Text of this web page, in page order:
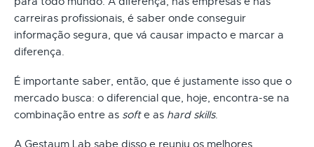
carreiras profissionais, é saber onde conseguir
informação segura, que vá causar impacto e marcar a
diferença.
É importante saber, então, que é justamente isso que o
mercado busca: o diferencial que, hoje, encontra-se na
combinação entre as softe as hard skills.
A Gestaum Lab sabe disso e reuniu os melhores